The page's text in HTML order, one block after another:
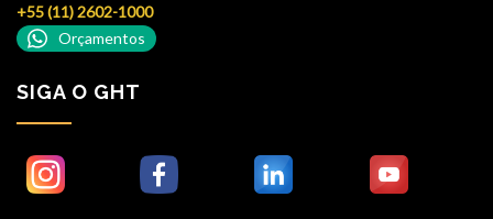
+55 (11) 2602-1000
Orçamentos
SIGA O GHT